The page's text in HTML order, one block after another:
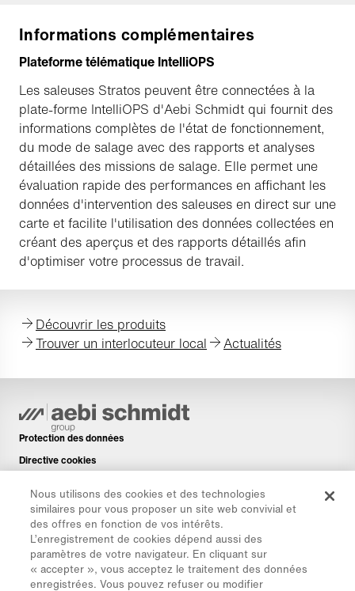
Informations complémentaires
Plateforme télématique IntelliOPS
Les saleuses Stratos peuvent être connectées à la
plate-forme IntelliOPS d'Aebi Schmidt qui fournit des
informations complètes de l'état de fonctionnement,
du mode de salage avec des rapports et analyses
détaillées des missions de salage. Elle permet une
évaluation rapide des performances en affichant les
données d'intervention des saleuses en direct sur une
carte et facilite l'utilisation des données collectées en
créant des aperçus et des rapports détaillés afin
d'optimiser votre processus de travail.
Découvrir les produits
Trouver un interlocuteur local
Actualités
Protection des données
Directive cookies
Avis de non-responsabilité
Newsletter
Pièces de rechange
Espace de téléchargement
Nous utilisons des cookies et des technologies
similaires pour vous proposer un site web convivial et
des offres en fonction de vos intérêts.
L’enregistrement de cookies dépend aussi des
paramètres de votre navigateur. En cliquant sur
« accepter », vous acceptez le traitement des données
enregistrées. Vous pouvez refuser ou modifier